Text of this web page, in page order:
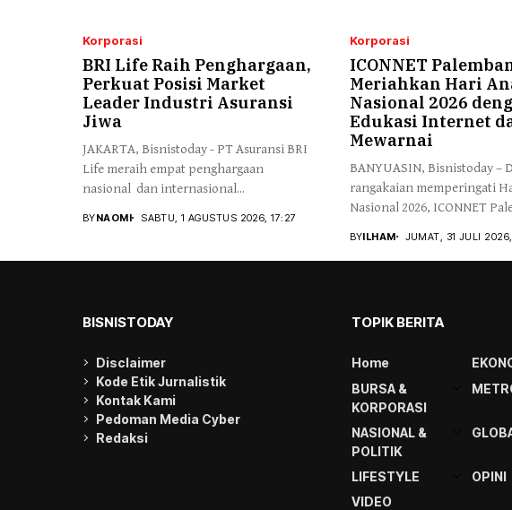
Korporasi
BRI Life Raih Penghargaan,
Perkuat Posisi Market
Leader Industri Asuransi
Jiwa
JAKARTA, Bisnistoday - PT Asuransi BRI
Life meraih empat penghargaan
nasional dan internasional...
BYNAOMI SABTU, 1 AGUSTUS 2026, 17:27
Korporasi
ICONNET
Meriahkan Hari
Nasional 2026
Edukasi Internet
Mewarnai
BANYUASIN, Bisnistoday –
rangakaian memperingati
Nasional 2026, ICONNET
BYILHAM JUMAT, 31 JULI
BISNISTODAY
Disclaimer
Kode Etik Jurnalistik
Kontak Kami
Pedoman Media Cyber
Redaksi
TOPIK BERITA
Home
BURSA &
KORPORASI
NASIONAL &
POLITIK
LIFESTYLE
OPINI
VIDEO